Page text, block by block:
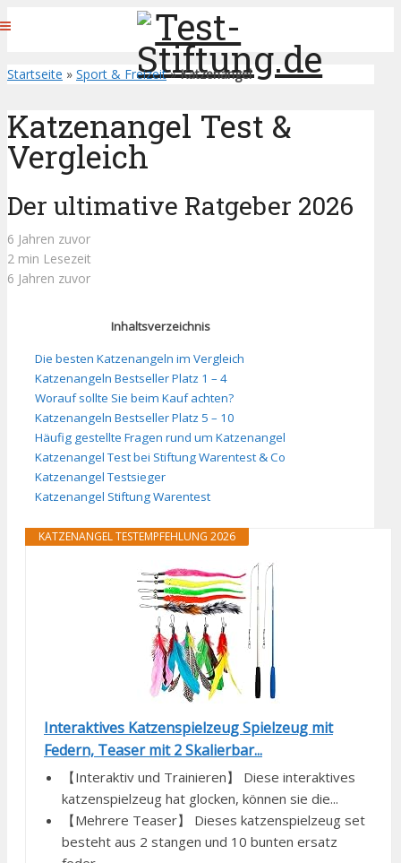
Startseite » Sport & Freizeit»Katzenangel
Katzenangel Test &
Vergleich
Der ultimative Ratgeber 2026
6 Jahren zuvor
2 min Lesezeit
6 Jahren zuvor
Inhaltsverzeichnis
Die besten Katzenangeln im Vergleich
Katzenangeln Bestseller Platz 1 – 4
Worauf sollte Sie beim Kauf achten?
Katzenangeln Bestseller Platz 5 – 10
Häufig gestellte Fragen rund um Katzenangel
Katzenangel Test bei Stiftung Warentest & Co
Katzenangel Testsieger
Katzenangel Stiftung Warentest
KATZENANGEL TESTEMPFEHLUNG 2026
Interaktives Katzenspielzeug Spielzeug mit
Federn, Teaser mit 2 Skalierbar...
【Interaktiv und Trainieren】 Diese interaktives
katzenspielzeug hat glocken, können sie die...
【Mehrere Teaser】 Dieses katzenspielzeug set
besteht aus 2 stangen und 10 bunten ersatz